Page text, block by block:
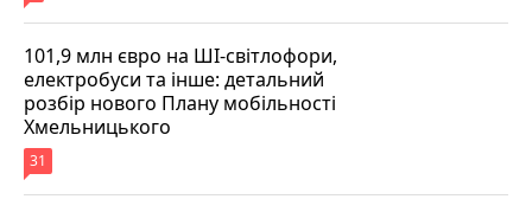
101,9 млн євро на ШІ-світлофори,
електробуси та інше: детальний
розбір нового Плану мобільності
Хмельницького
31